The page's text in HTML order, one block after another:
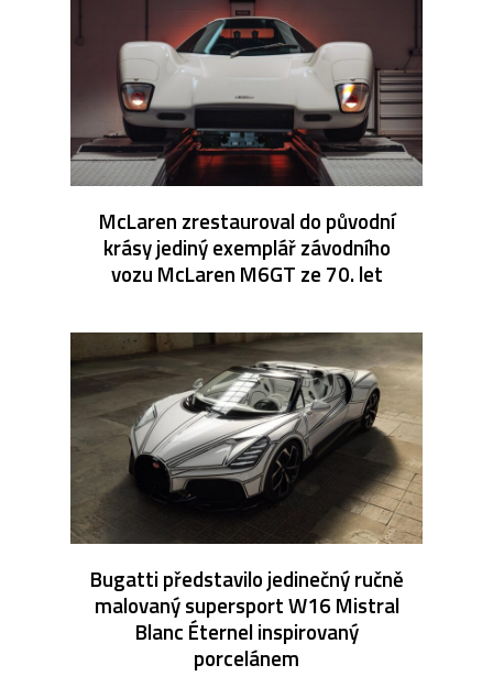
McLaren zrestauroval do původní
krásy jediný exemplář závodního
vozu McLaren M6GT ze 70. let
Bugatti představilo jedinečný ručně
malovaný supersport W16 Mistral
Blanc Éternel inspirovaný
porcelánem